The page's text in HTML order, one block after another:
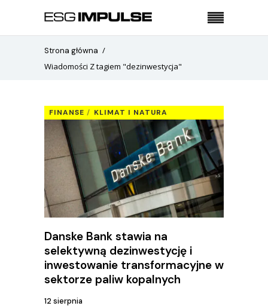
Strona główna
Wiadomości Z tagiem "dezinwestycja"
FINANSE KLIMAT I NATURA
Danske Bank stawia na
selektywną dezinwestycję i
inwestowanie transformacyjne w
sektorze paliw kopalnych
12 sierpnia